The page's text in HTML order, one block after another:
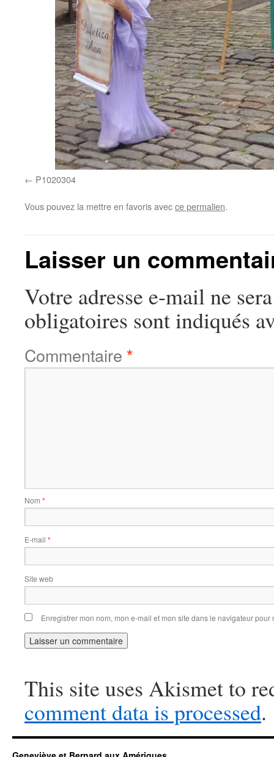
P1020304
Vous pouvez la mettre en favoris avecce permalien.
Laisser un
Votre adresse e-mail ne
obligatoires sont indiqués
Commentaire *
Nom *
E-mail *
Site web
Enregistrer mon nom, mon e-mail et mon site dans le navigateur
This site uses Akismet to
comment data is processed.